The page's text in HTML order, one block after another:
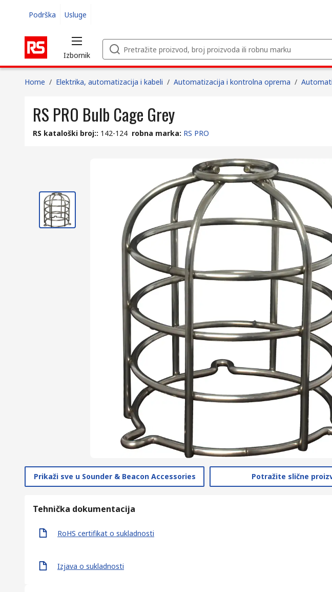
Podrška Usluge
Izbornik
Home / Elektrika, automatizacija i kabeli / Automatizacija i kontrolna oprema /
RS PRO Bulb Cage Grey
RS kataloški broj:: 142-124 robna marka: RS PRO
Prikaži sve u Sounder & Beacon Accessories Potražite slične
Tehnička dokumentacija
RoHS certifikat o sukladnosti
Izjava o sukladnosti